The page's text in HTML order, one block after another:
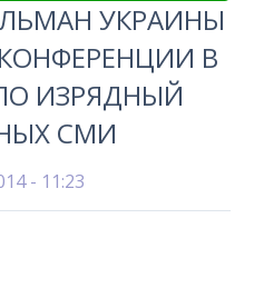
УКРАИНЫ
В
ИЗРЯДНЫЙ
СМИ
- 11:23